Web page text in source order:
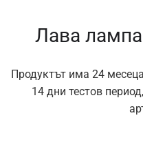
Лава
Продуктът има 24
14 дни тестов